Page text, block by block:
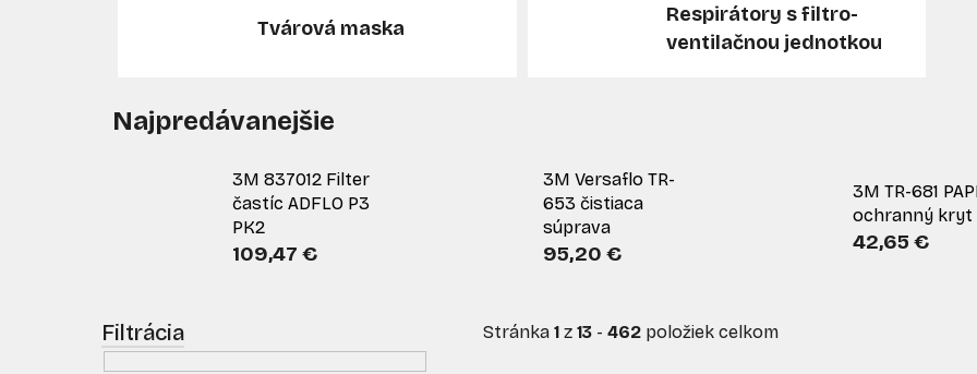
Tvárová maska
Respirátory s filtro-
ventilačnou jednotkou
Najpredávanejšie
3M 837012 Filter
častíc ADFLO P3
PK2
109,47 €
3M Versaflo TR-
653 čistiaca
súprava
95,20 €
3M TR-681
ochranný kryt
42,65 €
o
Stránka 1 z 13 - 462 položiek celkom